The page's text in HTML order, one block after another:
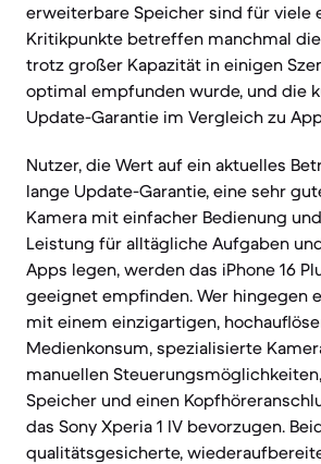
erweiterbare Speicher sind für viele
Kritikpunkte betreffen manchmal
trotz großer Kapazität in einigen
optimal empfunden wurde, und die
Update-Garantie im Vergleich zu
Nutzer, die Wert auf ein aktuelles
lange Update-Garantie, eine sehr
Kamera mit einfacher Bedienung
Leistung für alltägliche Aufgaben
Apps legen, werden das iPhone 16
geeignet empfinden. Wer hingegen
mit einem einzigartigen,
Medienkonsum, spezialisierte
manuellen
Speicher und einen
das Sony Xperia 1 IV bevorzugen.
qualitätsgesicherte,